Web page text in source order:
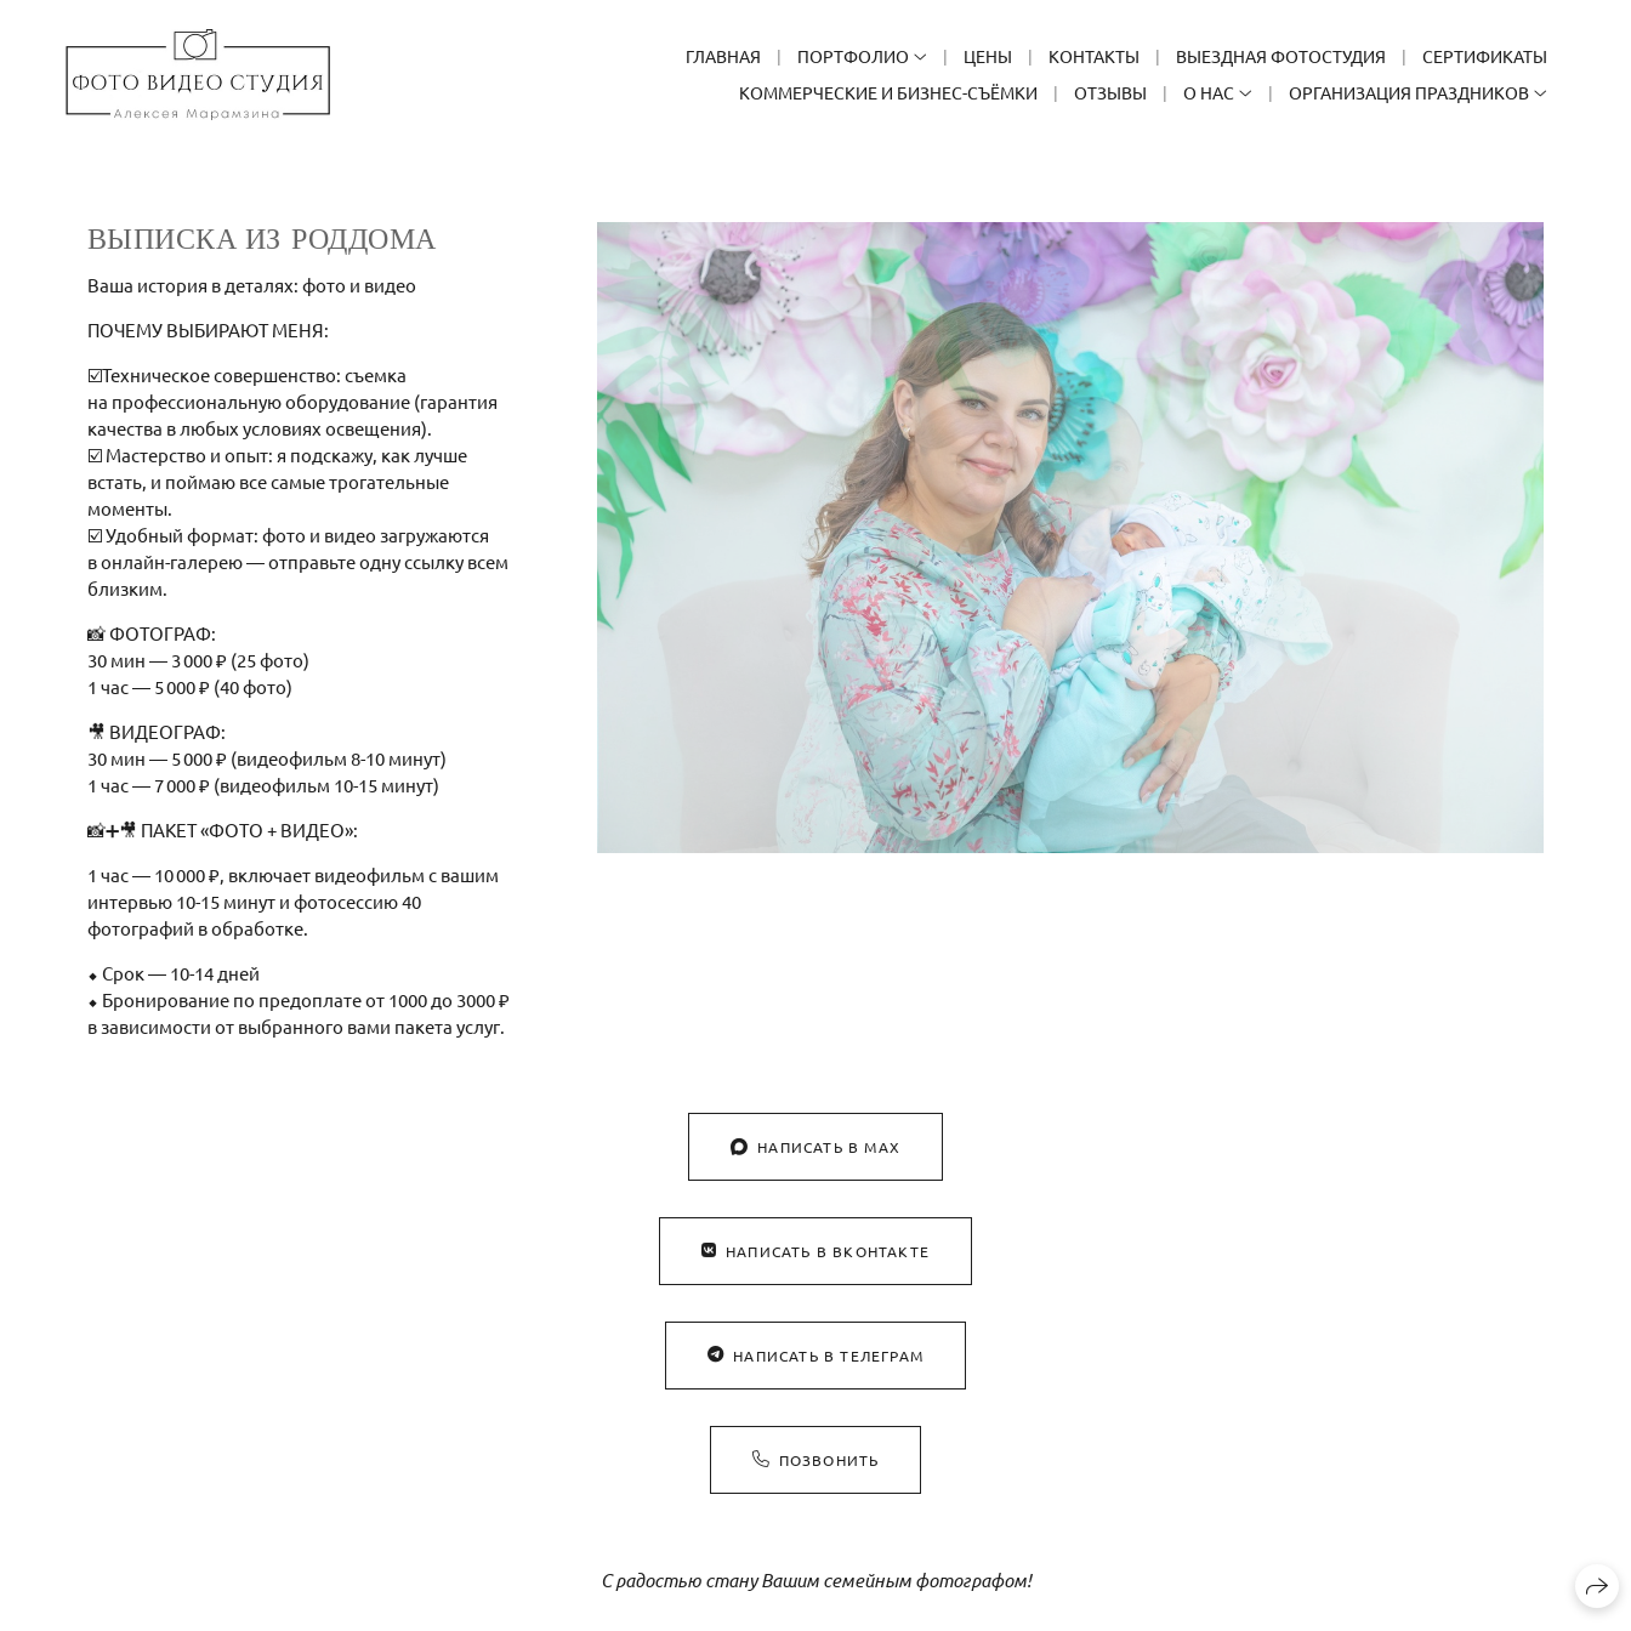
ГЛАВНАЯ ПОРТФОЛИО ЦЕНЫ КОНТАКТЫ ВЫЕЗДНАЯ ФОТОСТУДИЯ
СЕРТИФИКАТЫ
КОММЕРЧЕСКИЕ И БИЗНЕС-СЪЁМКИ
ОТЗЫВЫ О НАС ОРГАНИЗАЦИЯ ПРАЗДНИКОВ
ВЫПИСКА ИЗ РОДДОМА
Ваша история в деталях: фото и видео
ПОЧЕМУ ВЫБИРАЮТ МЕНЯ:
☑️Техническое совершенство: съемка
на профессиональную оборудование (гарантия
качества в любых условиях освещения).
☑️ Мастерство и опыт: я подскажу, как лучше
встать, и поймаю все самые трогательные
моменты.
☑️ Удобный формат: фото и видео загружаются
в онлайн-галерею — отправьте одну ссылку всем
близким.
📸 ФОТОГРАФ:
30 мин — 3 000 ₽ (25 фото)
1 час — 5 000 ₽ (40 фото)
🎥 ВИДЕОГРАФ:
30 мин — 5 000 ₽ (видеофильм 8-10 минут)
1 час — 7 000 ₽ (видеофильм 10-15 минут)
📸➕🎥 ПАКЕТ «ФОТО + ВИДЕО»:
1 час — 10 000 ₽, включает видеофильм с вашим
интервью 10-15 минут и фотосессию 40
фотографий в обработке.
⬥ Срок — 10-14 дней
⬥ Бронирование по предоплате от 1000 до 3000 ₽
в зависимости от выбранного вами пакета услуг.
НАПИСАТЬ В MAX
НАПИСАТЬ В ВКОНТАКТЕ
НАПИСАТЬ В ТЕЛЕГРАМ
ПОЗВОНИТЬ
С радостью стану Вашим семейным фотографом!